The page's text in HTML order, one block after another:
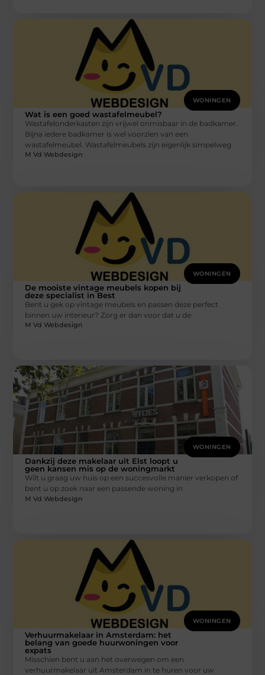
WONINGEN
Wat is een goed wastafelmeubel?
Wastafelonderkasten zijn vrijwel onmisbaar in de badkamer.
Bijna iedere badkamer is wel voorzien van een
wastafelmeubel. Wastafelmeubels zijn eigenlijk simpelweg
M Vd Webdesign
WONINGEN
De mooiste vintage meubels kopen bij
deze specialist in Best
Bent u gek op vintage meubels en passen deze perfect
binnen uw interieur? Zorg er dan voor dat u de
M Vd Webdesign
WONINGEN
Dankzij deze makelaar uit Elst loopt u
geen kansen mis op de woningmarkt
Wilt u graag uw huis op een succesvolle manier verkopen of
bent u op zoek naar een passende woning in
M Vd Webdesign
WONINGEN
Verhuurmakelaar in Amsterdam: het
belang van goede huurwoningen voor
expats
Misschien bent u aan het overwegen om een
verhuurmakelaar uit Amsterdam in te huren voor uw